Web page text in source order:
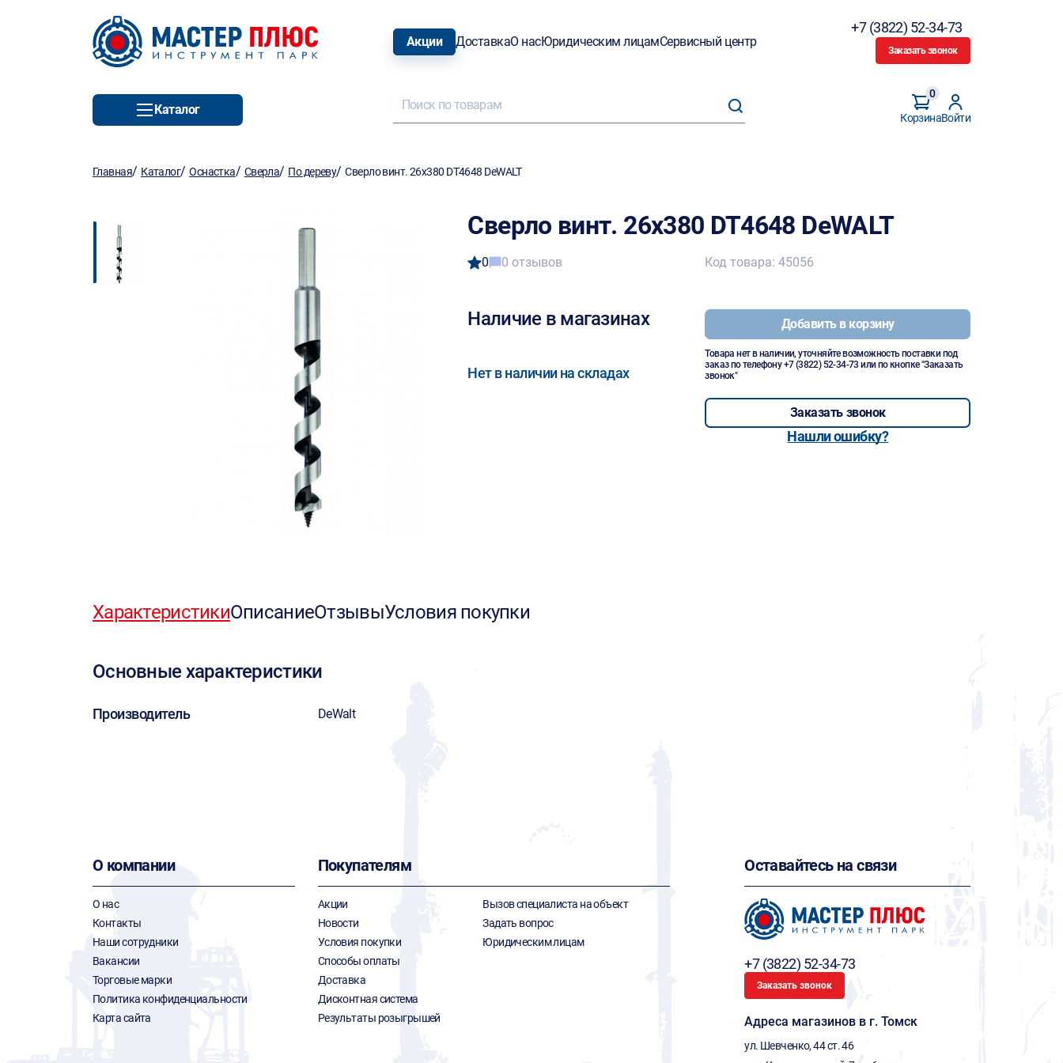
Акции ДоставкаО насЮридическим лицамСервисный центр
+7 (3822) 52-34-73
Заказать звонок
Каталог
Корзина
0
Войти
Главная/ Каталог/Оснастка/ Сверла/ По дереву/Сверло винт. 26х380 DT4648 DeWALT
Сверло винт. 26х380 DT4648 DeWALT
0 0 отзывов
Наличие в магазинах
Нет в наличии на складах
Код товара: 45056
Добавить в корзину
Товара нет в наличии, уточняйте возможность поставки под
заказ по телефону+7 (3822) 52-34-73 или по кнопке "Заказать
звонок"
Заказать звонок
Нашли ошибку?
ХарактеристикиОписаниеОтзывыУсловия покупки
Основные характеристики
Производитель DeWalt
О компании
О нас
Контакты
Наши сотрудники
Вакансии
Торговые марки
Политика конфиденциальности
Карта сайта
Покупателям
Акции
Новости
Условия покупки
Способы оплаты
Доставка
Дисконтная система
Результаты розыгрышей
Вызов специалиста на объект
Задать вопрос
Юридическим лицам
Оставайтесь на связи
+7 (3822) 52-34-73
Заказать звонок
Адреса магазинов в г. Томск
ул. Шевченко, 44 ст. 46